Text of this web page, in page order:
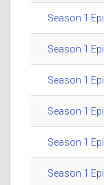
Season 1
Season 1
Season 1
Season 1
Season 1
Season 1